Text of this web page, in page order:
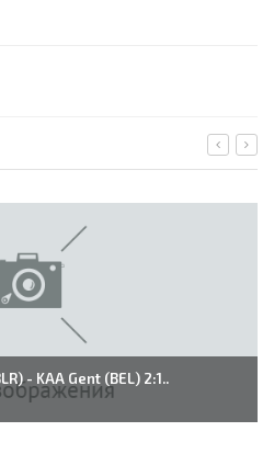
- KAA Gent (BEL) 2:1..